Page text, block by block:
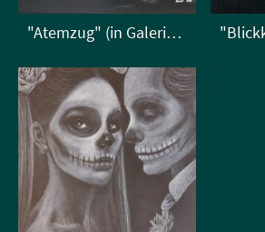
"Atemzug" (in Galerie kunstliebtmut)